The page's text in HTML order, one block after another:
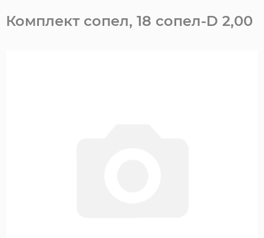
Комплект сопел, 18 сопел-D 2,00